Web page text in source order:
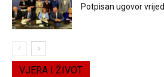
Potpisan ugovor
VJERA I ŽIVOT